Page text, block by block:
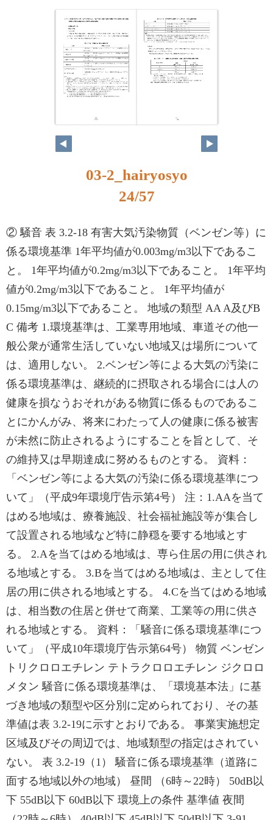
03-2_hairyosyo
24/57
② 騒音 表 3.2-18 有害大気汚染物質（ベンゼン等）に
係る環境基準 1年平均値が0.003mg/m3以下であるこ
と。 1年平均値が0.2mg/m3以下であること。 1年平均
値が0.2mg/m3以下であること。 1年平均値が
0.15mg/m3以下であること。 地域の類型 AA A及びB
C 備考 1.環境基準は、工業専用地域、車道その他一
般公衆が通常生活していない地域又は場所について
は、適用しない。 2.ベンゼン等による大気の汚染に
係る環境基準は、継続的に摂取される場合には人の
健康を損なうおそれがある物質に係るものであるこ
とにかんがみ、将来にわたって人の健康に係る被害
が未然に防止されるようにすることを旨として、そ
の維持又は早期達成に努めるものとする。 資料：
「ベンゼン等による大気の汚染に係る環境基準につ
いて」（平成9年環境庁告示第4号） 注：1.AAを当て
はめる地域は、療養施設、社会福祉施設等が集合し
て設置される地域など特に静穏を要する地域とす
る。 2.Aを当てはめる地域は、専ら住居の用に供され
る地域とする。 3.Bを当てはめる地域は、主として住
居の用に供される地域とする。 4.Cを当てはめる地域
は、相当数の住居と併せて商業、工業等の用に供さ
れる地域とする。 資料：「騒音に係る環境基準につ
いて」（平成10年環境庁告示第64号） 物質 ベンゼン
トリクロロエチレン テトラクロロエチレン ジクロロ
メタン 騒音に係る環境基準は、「環境基本法」に基
づき地域の類型や区分別に定められており、その基
準値は表 3.2-19に示すとおりである。 事業実施想定
区域及びその周辺では、地域類型の指定はされてい
ない。 表 3.2-19（1） 騒音に係る環境基準（道路に
面する地域以外の地域） 昼間 （6時～22時） 50dB以
下 55dB以下 60dB以下 環境上の条件 基準値 夜間